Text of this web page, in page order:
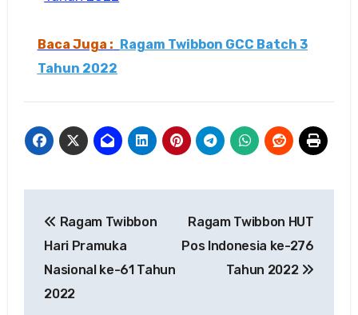
Baca Juga : Ragam Twibbon GCC Batch 3
Tahun 2022
pos
Ragam Twibbon
Hari Pramuka
Nasional ke-61 Tahun
2022
Ragam Twibbon HUT
Pos Indonesia ke-276
Tahun 2022